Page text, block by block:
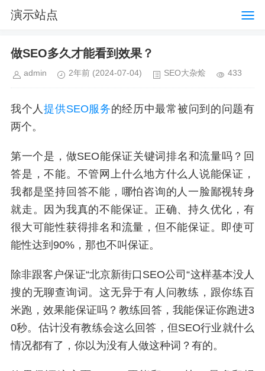
演示站点
做SEO多久才能看到效果？
admin 2年前 (2024-07-04) SEO大杂烩 433
我个人提供SEO服务的经历中最常被问到的问题有
两个。
第一个是，做SEO能保证关键词排名和流量吗？回
答是，不能。不管网上什么地方什么人说能保证，
我都是坚持回答不能，哪怕咨询的人一脸鄙视转身
就走。因为我真的不能保证。正确、持久优化，有
很大可能性获得排名和流量，但不能保证。即使可
能性达到90%，那也不叫保证。
除非跟客户保证“北京新街口SEO公司“这样基本没人
搜的无聊查询词。这无异于有人问教练，跟你练百
米跑，效果能保证吗？教练回答，我能保证你跑进3
0秒。估计没有教练会这么回答，但SEO行业就什么
情况都有了，你以为没有人做这种词？有的。